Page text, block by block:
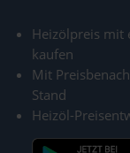
Heizölpreis mit
kaufen
Mit
Stand
Heizöl-